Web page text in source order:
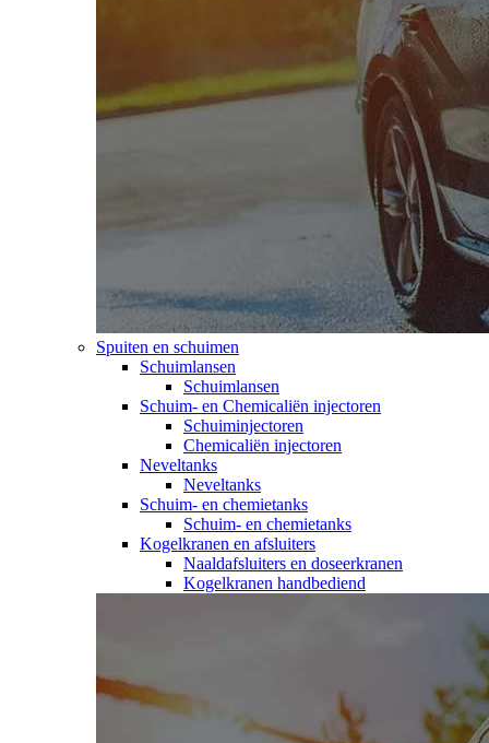
Spuiten en schuimen
Schuimlansen
Schuimlansen
Schuim- en Chemicaliën injectoren
Schuiminjectoren
Chemicaliën injectoren
Neveltanks
Neveltanks
Schuim- en chemietanks
Schuim- en chemietanks
Kogelkranen en afsluiters
Naaldafsluiters en doseerkranen
Kogelkranen handbediend